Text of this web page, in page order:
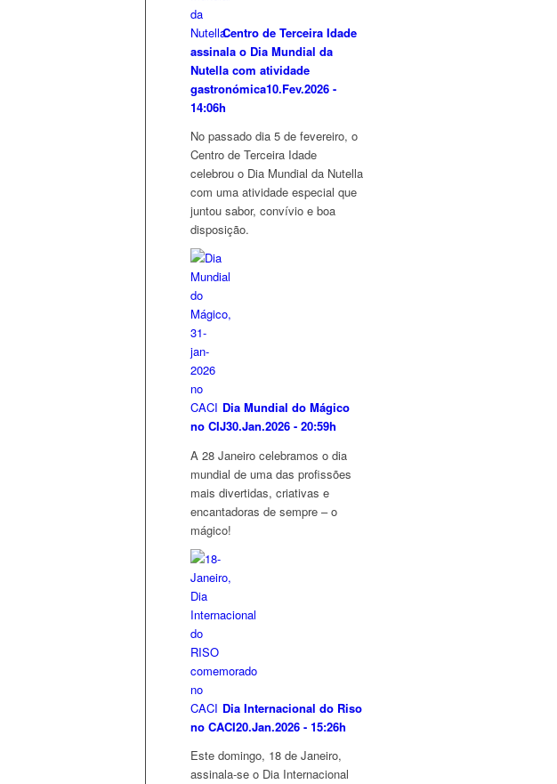
Centro de Terceira Idade
assinala o Dia Mundial da
Nutella com atividade
gastronómica10.Fev.2026 -
14:06h
No passado dia 5 de fevereiro, o
Centro de Terceira Idade
celebrou o Dia Mundial da Nutella
com uma atividade especial que
juntou sabor, convívio e boa
disposição.
Dia Mundial do Mágico
no CIJ30.Jan.2026 - 20:59h
A 28 Janeiro celebramos o dia
mundial de uma das profissões
mais divertidas, criativas e
encantadoras de sempre – o
mágico!
Dia Internacional do Riso
no CACI20.Jan.2026 - 15:26h
Este domingo, 18 de Janeiro,
assinala-se o Dia Internacional